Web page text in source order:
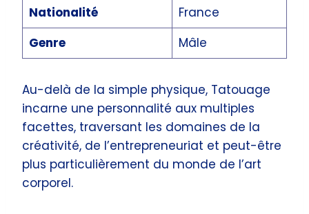
Nationalité
France
Genre
Mâle
Au-delà de la simple physique, Tatouage
incarne une personnalité aux multiples
facettes, traversant les domaines de la
créativité, de l’entrepreneuriat et peut-être
plus particulièrement du monde de l’art
corporel.